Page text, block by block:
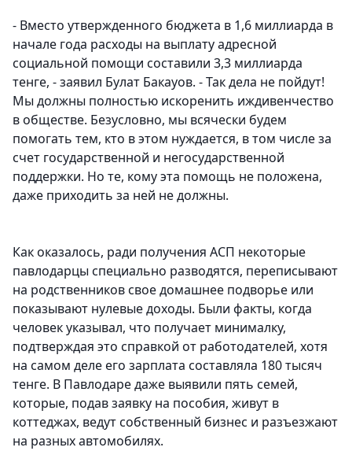
- Вместо утвержденного бюджета в 1,6 миллиарда в
начале года расходы на выплату адресной
социальной помощи составили 3,3 миллиарда
тенге, - заявил Булат Бакауов. - Так дела не пойдут!
Мы должны полностью искоренить иждивенчество
в обществе. Безусловно, мы всячески будем
помогать тем, кто в этом нуждается, в том числе за
счет государственной и негосударственной
поддержки. Но те, кому эта помощь не положена,
даже приходить за ней не должны.
Как оказалось, ради получения АСП некоторые
павлодарцы специально разводятся, переписывают
на родственников свое домашнее подворье или
показывают нулевые доходы. Были факты, когда
человек указывал, что получает минималку,
подтверждая это справкой от работодателей, хотя
на самом деле его зарплата составляла 180 тысяч
тенге. В Павлодаре даже выявили пять семей,
которые, подав заявку на пособия, живут в
коттеджах, ведут собственный бизнес и разъезжают
на разных автомобилях.